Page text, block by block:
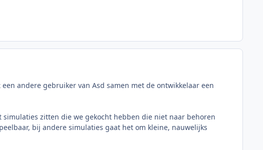
andere gebruiker van Asd samen met de ontwikkelaar een
zitten die we gekocht hebben die niet naar behoren
bij andere simulaties gaat het om kleine, nauwelijks